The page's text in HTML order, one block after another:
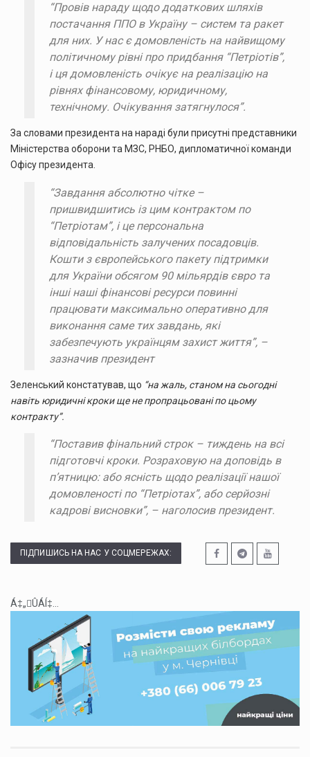
“Провів нараду щодо додаткових шляхів
постачання ППО в Україну – систем та ракет
для них. У нас є домовленість на найвищому
політичному рівні про придбання “Петріотів”,
і ця домовленість очікує на реалізацію на
рівнях фінансовому, юридичному,
технічному. Очікування затягнулося”.
За словами президента на нараді були присутні представники
Міністерства оборони та МЗС, РНБО, дипломатичної команди
Офісу президента.
“Завдання абсолютно чітке –
пришвидшитись із цим контрактом по
“Петріотам”, і це персональна
відповідальність залучених посадовців.
Кошти з європейського пакету підтримки
для України обсягом 90 мільярдів євро та
інші наші фінансові ресурси повинні
працювати максимально оперативно для
виконання саме тих завдань, які
забезпечують українцям захист життя”, –
зазначив президент
Зеленський констатував, що “на жаль, станом на сьогодні
навіть юридичні кроки ще не пропрацьовані по цьому
контракту”.
“Поставив фінальний строк – тиждень на всі
підготовчі кроки. Розраховую на доповідь в
пʼятницю: або ясність щодо реалізації нашої
домовленості по “Петріотах”, або серйозні
кадрові висновки”, – наголосив президент.
ПІДПИШИСЬ НА НАС У СОЦМЕРЕЖАХ:
Á‡„ÛÁÍ‡...